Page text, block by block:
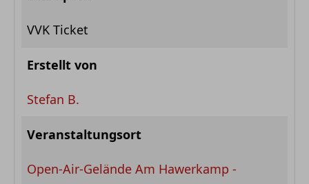
VVK Ticket
Erstellt von
Stefan B.
Veranstaltungsort
Open-Air-Gelände Am Hawerkamp -